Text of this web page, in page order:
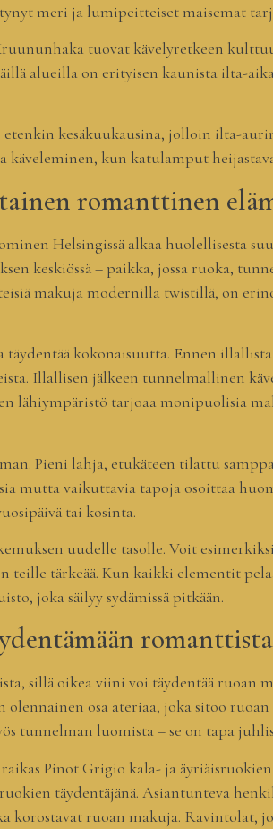
meri ja lumipeitteiset maisemat
tuovat kävelyretkeen
alueilla on erityisen kaunista ilta-
kesäkuukausina, jolloin ilta-
käveleminen, kun katulamput
romanttinen
Helsingissä alkaa huolellisesta
keskiössä – paikka, jossa ruoka,
makuja modernilla twistillä, on
kokonaisuutta. Ennen
Illallisen jälkeen tunnelmallinen
lähiympäristö tarjoaa monipuolisia
Pieni lahja, etukäteen tilattu
mutta vaikuttavia tapoja osoittaa
tai kosinta.
uudelle tasolle. Voit
teille tärkeää. Kun kaikki elementit
joka säilyy sydämissä pitkään.
sillä oikea viini voi täydentää ruoan
olennainen osa ateriaa, joka sitoo
tunnelman luomista – se on tapa
Pinot Grigio kala- ja
täydentäjänä. Asiantunteva
korostavat ruoan makuja. Ravintolat,